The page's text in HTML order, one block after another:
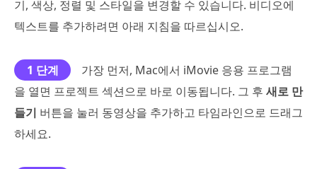
기, 색상, 정렬 및 스타일을 변경할 수 있습니다. 비디오에
텍스트를 추가하려면 아래 지침을 따르십시오.
1 단계
가장 먼저, Mac에서 iMovie 응용 프로그램
을 열면 프로젝트 섹션으로 바로 이동됩니다. 그 후 새로 만
들기 버튼을 눌러 동영상을 추가하고 타임라인으로 드래그
하세요.